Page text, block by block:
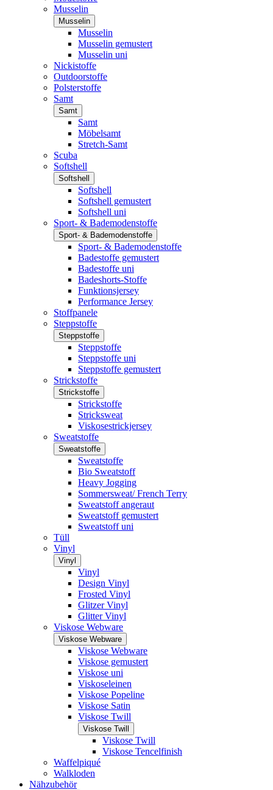
Musselin
Musselin
Musselin
Musselin gemustert
Musselin uni
Nickistoffe
Outdoorstoffe
Polsterstoffe
Samt
Samt
Samt
Möbelsamt
Stretch-Samt
Scuba
Softshell
Softshell
Softshell
Softshell gemustert
Softshell uni
Sport- & Bademodenstoffe
Sport- & Bademodenstoffe
Sport- & Bademodenstoffe
Badestoffe gemustert
Badestoffe uni
Badeshorts-Stoffe
Funktionsjersey
Performance Jersey
Stoffpanele
Steppstoffe
Steppstoffe
Steppstoffe
Steppstoffe uni
Steppstoffe gemustert
Strickstoffe
Strickstoffe
Strickstoffe
Stricksweat
Viskosestrickjersey
Sweatstoffe
Sweatstoffe
Sweatstoffe
Bio Sweatstoff
Heavy Jogging
Sommersweat/ French Terry
Sweatstoff angeraut
Sweatstoff gemustert
Sweatstoff uni
Tüll
Vinyl
Vinyl
Vinyl
Design Vinyl
Frosted Vinyl
Glitzer Vinyl
Glitter Vinyl
Viskose Webware
Viskose Webware
Viskose Webware
Viskose gemustert
Viskose uni
Viskoseleinen
Viskose Popeline
Viskose Satin
Viskose Twill
Viskose Twill
Viskose Twill
Viskose Tencelfinish
Waffelpiqué
Walkloden
Nähzubehör